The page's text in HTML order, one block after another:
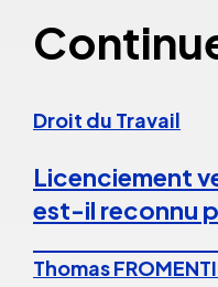
Droit du Travail
Licenciement
est-il reconnu
Thomas